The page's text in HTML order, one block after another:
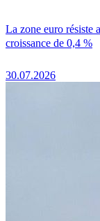
La zone euro résiste
croissance de 0,4 %
30.07.2026